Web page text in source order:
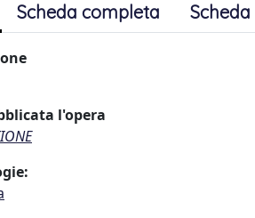
Scheda completa
l'opera